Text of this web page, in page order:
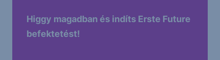
Higgy magadban és indíts Erste Future
befektetést!